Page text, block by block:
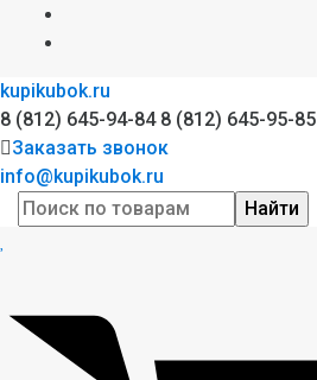
kupikubok.ru
8 (812) 645-94-84 8 (812) 645-95-85
Заказать звонок
info@kupikubok.ru
Найти